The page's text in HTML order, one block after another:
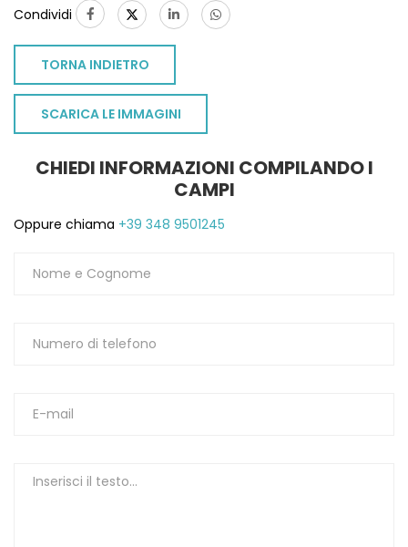
Condividi
TORNA INDIETRO
SCARICA LE IMMAGINI
CHIEDI INFORMAZIONI COMPILANDO I
CAMPI
Oppure chiama +39 348 9501245